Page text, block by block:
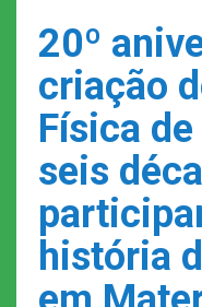
20º
criação
Física
seis
história